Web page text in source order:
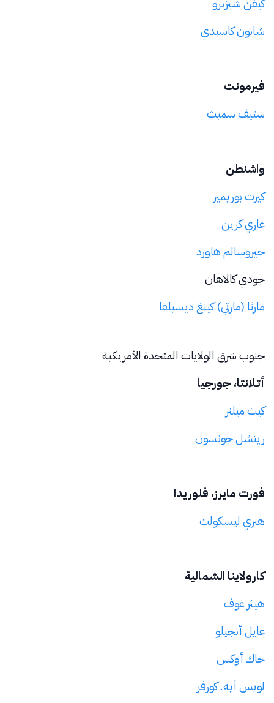
شانون كاسيدي
فيرمونت
ستيف سميث
واشنطن
كيرت بوريمير
غاري كرين
جيروسالم هاورد
جودي كالاهان
مارثا (مارتي) كينغ ديسيلفا
جنوب شرق الولايات المتحدة الأمريكية
أتلانتا، جورجيا
كيث ميلنر
ريتشل جونسون
فورت مايرز، فلوريدا
هنري ليسكولت
كارولاينا الشمالية
هيثر غوف
عايل أنجيلو
جاك أوكس
لويس أيه. كورفر